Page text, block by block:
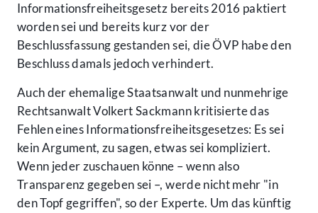
Informationsfreiheitsgesetz bereits 2016 paktiert
worden sei und bereits kurz vor der
Beschlussfassung gestanden sei, die ÖVP habe den
Beschluss damals jedoch verhindert.
Auch der ehemalige Staatsanwalt und nunmehrige
Rechtsanwalt Volkert Sackmann kritisierte das
Fehlen eines Informationsfreiheitsgesetzes: Es sei
kein Argument, zu sagen, etwas sei kompliziert.
Wenn jeder zuschauen könne – wenn also
Transparenz gegeben sei –, werde nicht mehr "in
den Topf gegriffen", so der Experte. Um das künftig